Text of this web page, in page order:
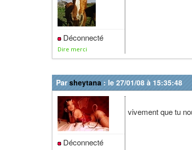
Déconnecté
Dire merci
Parsheytana : le 27/01/08 à 15:35:48
Déconnecté
vivement que tu